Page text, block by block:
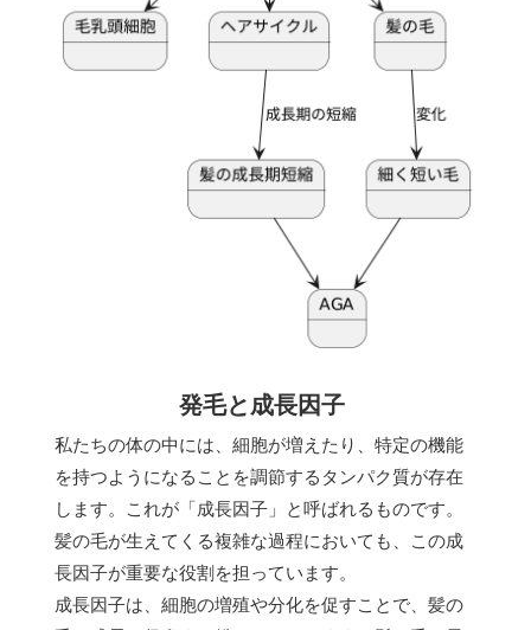
発毛と成長因子
私たちの体の中には、細胞が増えたり、特定の機能
を持つようになることを調節するタンパク質が存在
します。これが「成長因子」と呼ばれるものです。
髪の毛が生えてくる複雑な過程においても、この成
長因子が重要な役割を担っています。
成長因子は、細胞の増殖や分化を促すことで、髪の